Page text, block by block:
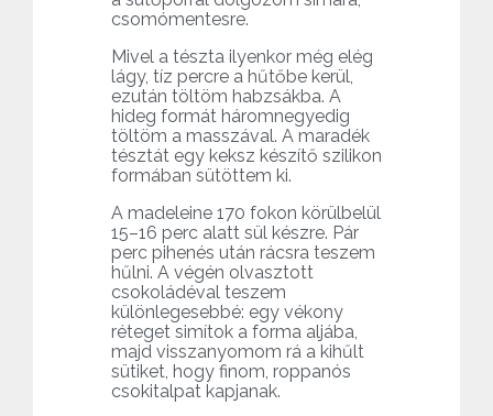
csomómentesre.
Mivel a tészta ilyenkor még elég
lágy, tíz percre a hűtőbe kerül,
ezután töltöm habzsákba. A
hideg formát háromnegyedig
töltöm a masszával. A maradék
tésztát egy keksz készítő szilikon
formában sütöttem ki.
A madeleine 170 fokon körülbelül
15–16 perc alatt sül készre. Pár
perc pihenés után rácsra teszem
hűlni. A végén olvasztott
csokoládéval teszem
különlegesebbé: egy vékony
réteget simítok a forma aljába,
majd visszanyomom rá a kihűlt
sütiket, hogy finom, roppanós
csokitalpat kapjanak.